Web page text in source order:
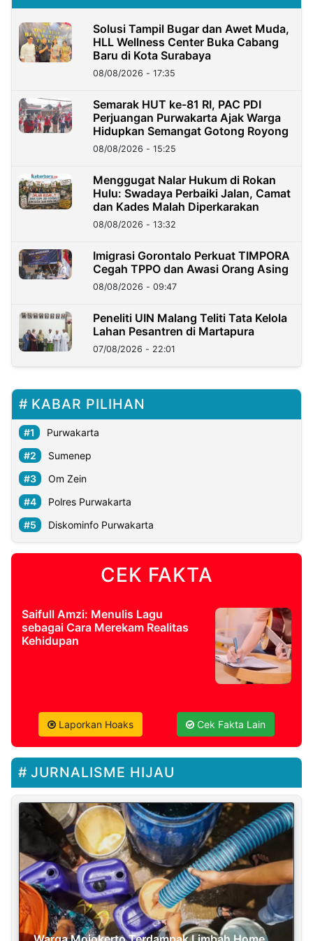
Solusi Tampil Bugar dan Awet Muda,
HLL Wellness Center Buka Cabang
Baru di Kota Surabaya
08/08/2026 - 17:35
Semarak HUT ke-81 RI, PAC PDI
Perjuangan Purwakarta Ajak Warga
Hidupkan Semangat Gotong Royong
08/08/2026 - 15:25
Menggugat Nalar Hukum di Rokan
Hulu: Swadaya Perbaiki Jalan, Camat
dan Kades Malah Diperkarakan
08/08/2026 - 13:32
Imigrasi Gorontalo Perkuat TIMPORA
Cegah TPPO dan Awasi Orang Asing
08/08/2026 - 09:47
Peneliti UIN Malang Teliti Tata Kelola
Lahan Pesantren di Martapura
07/08/2026 - 22:01
KABAR PILIHAN
Purwakarta
Sumenep
Om Zein
Polres Purwakarta
Diskominfo Purwakarta
CEK FAKTA
Saifull Amzi: Menulis Lagu
sebagai Cara Merekam Realitas
Kehidupan
Laporkan Hoaks Cek Fakta Lain
JURNALISME HIJAU